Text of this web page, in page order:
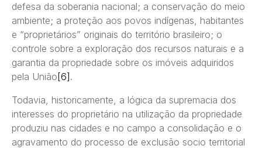
defesa da soberania nacional; a conservação do meio
ambiente; a proteção aos povos indígenas, habitantes
e “proprietários” originais do território brasileiro; o
controle sobre a exploração dos recursos naturais e a
garantia da propriedade sobre os imóveis adquiridos
pela União [6] .
Todavia, historicamente, a lógica da supremacia dos
interesses do proprietário na utilização da propriedade
produziu nas cidades e no campo a consolidação e o
agravamento do processo de exclusão socio territorial